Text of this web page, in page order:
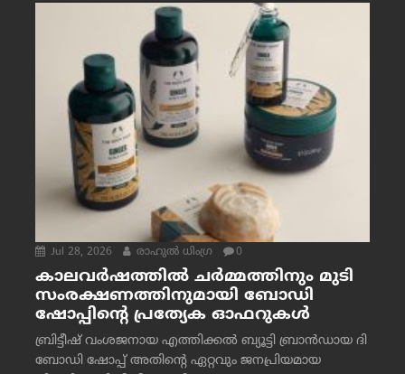
Jul 28, 2026 രാഹുല്‍ ധിംഗ്ര 0
കാലവർഷത്തിൽ ചർമ്മത്തിനും മുടി
സംരക്ഷണത്തിനുമായി ബോഡി
ഷോപ്പിന്റെ പ്രത്യേക ഓഫറുകൾ
ബ്രിട്ടീഷ് വംശജനായ എത്തിക്കൽ ബ്യൂട്ടി ബ്രാൻഡായ ദി
ബോഡി ഷോപ്പ് അതിന്റെ ഏറ്റവും ജനപ്രിയമായ